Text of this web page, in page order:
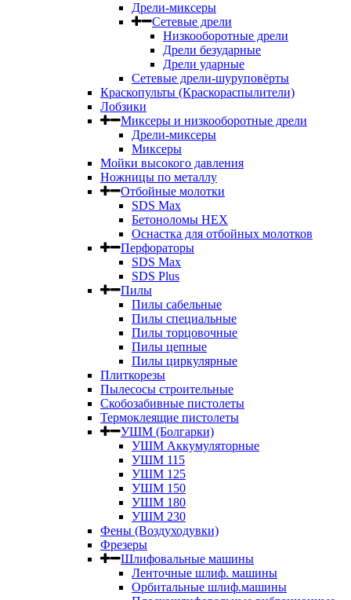
Дрели-миксеры
Сетевые дрели
Низкооборотные дрели
Дрели безударные
Дрели ударные
Сетевые дрели-шуруповёрты
Краскопульты (Краскораспылители)
Лобзики
Миксеры и низкооборотные дрели
Дрели-миксеры
Миксеры
Мойки высокого давления
Ножницы по металлу
Отбойные молотки
SDS Max
Бетоноломы HEX
Оснастка для отбойных молотков
Перфораторы
SDS Max
SDS Plus
Пилы
Пилы сабельные
Пилы специальные
Пилы торцовочные
Пилы цепные
Пилы циркулярные
Плиткорезы
Пылесосы строительные
Скобозабивные пистолеты
Термоклеящие пистолеты
УШМ (Болгарки)
УШМ Аккумуляторные
УШМ 115
УШМ 125
УШМ 150
УШМ 180
УШМ 230
Фены (Воздуходувки)
Фрезеры
Шлифовальные машины
Ленточные шлиф. машины
Орбитальные шлиф.машины